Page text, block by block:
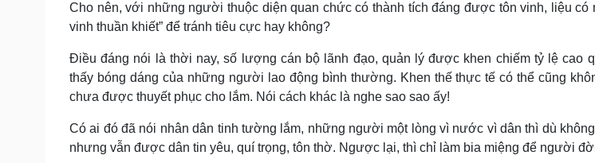
Cho nên, với những người thuộc diện quan chức có thành tích đáng được tôn vinh, liệu có
vinh thuần khiết” để tránh tiêu cực hay không?
Điều đáng nói là thời nay, số lượng cán bộ lãnh đạo, quản lý được khen chiếm tỷ lệ cao
thấy bóng dáng của những người lao động bình thường. Khen thế thực tế có thể cũng
chưa được thuyết phục cho lắm. Nói cách khác là nghe sao sao ấy!
Có ai đó đã nói nhân dân tinh tường lắm, những người một lòng vì nước vì dân thì dù
nhưng vẫn được dân tin yêu, quí trọng, tôn thờ. Ngược lại, thì chỉ làm bia miệng để người